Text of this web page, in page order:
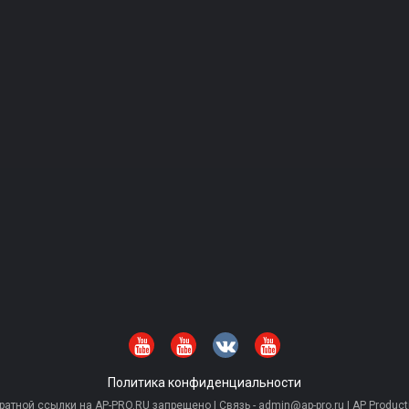
Политика конфиденциальности
ссылки на AP-PRO.RU запрещено | Связь - admin@ap-pro.ru | AP